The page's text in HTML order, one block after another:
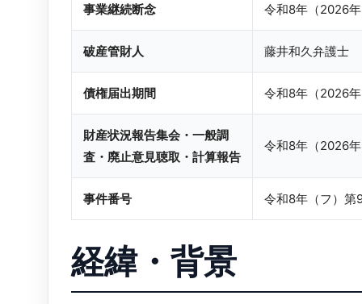
事業継続断念 令和8年（2026
破産管財人 藤井和久弁護士
債権届出期間 令和8年（2026
財産状況報告集会・一般調
査・廃止意見聴取・計算報告
令和8年（2026
事件番号 令和8年（フ）第
経緯・背景